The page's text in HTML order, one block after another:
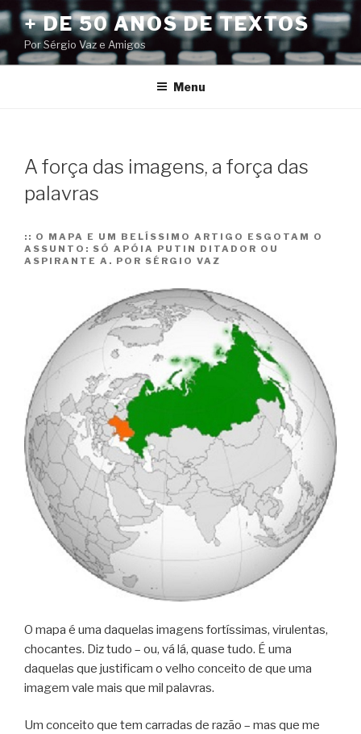
Pular
para
o
conteúdo
+ DE 50 ANOS DE TEXTOS
Por Sérgio Vaz e Amigos
Menu
A força das imagens, a força das
palavras
:: O MAPA E UM BELÍSSIMO ARTIGO ESGOTAM O
ASSUNTO: SÓ APÓIA PUTIN DITADOR OU
ASPIRANTE A. POR SÉRGIO VAZ
O mapa é uma daquelas imagens fortíssimas, virulentas,
chocantes. Diz tudo – ou, vá lá, quase tudo. É uma
daquelas que justificam o velho conceito de que uma
imagem vale mais que mil palavras.
Um conceito que tem carradas de razão – mas que me